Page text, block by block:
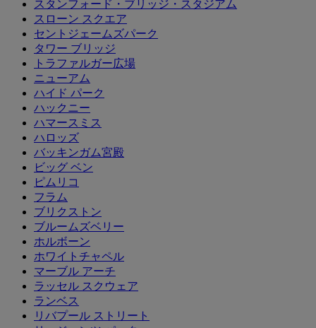
スタンフォード・ブリッジ・スタジアム
スローン スクエア
セントジェームズパーク
タワー ブリッジ
トラファルガー広場
ニューアム
ハイド パーク
ハックニー
ハマースミス
ハロッズ
バッキンガム宮殿
ビッグ ベン
ピムリコ
フラム
ブリクストン
ブルームズベリー
ホルボーン
ホワイトチャペル
マーブル アーチ
ラッセル スクウェア
ランベス
リバプール ストリート